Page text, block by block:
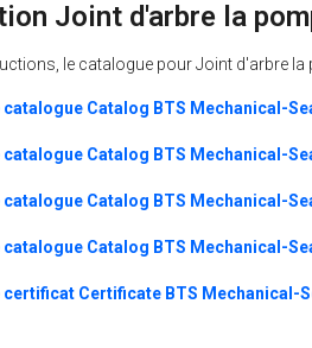
Joint d'arbre la
le catalogue pour Joint d'arbre la
Catalog BTS Mechanical-
Catalog BTS Mechanical-
Catalog BTS Mechanical-
Catalog BTS Mechanical-
Certificate BTS Mechanical-